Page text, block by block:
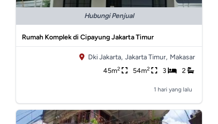
Hubungi Penjual
Rumah Komplek di Cipayung Jakarta Timur
Dki Jakarta, Jakarta Timur, Makasar
45m2 54m2 3 2
1 hari yang lalu